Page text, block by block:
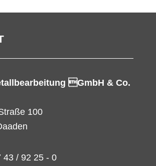
GmbH & Co.
100
43 / 92 25 - 0